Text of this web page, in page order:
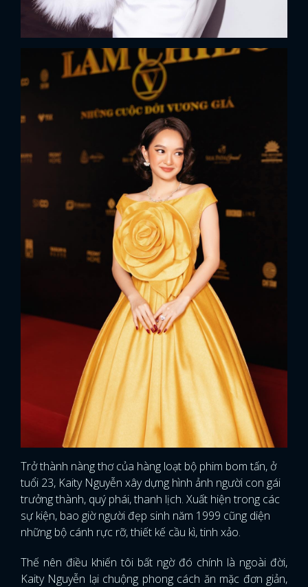
Trở thành nàng thơ của hàng loạt bộ phim bom tấn, ở
tuổi 23, Kaity Nguyễn xây dựng hình ảnh người con gái
trưởng thành, quý phái, thanh lịch. Xuất hiện trong các
sự kiện, bao giờ người đẹp sinh năm 1999 cũng diện
những bộ cánh rực rỡ, thiết kế cầu kì, tinh xảo.
Thế nên điều khiến tôi bất ngờ đó chính là ngoài đời,
Kaity Nguyễn lại chuộng phong cách ăn mặc đơn giản,